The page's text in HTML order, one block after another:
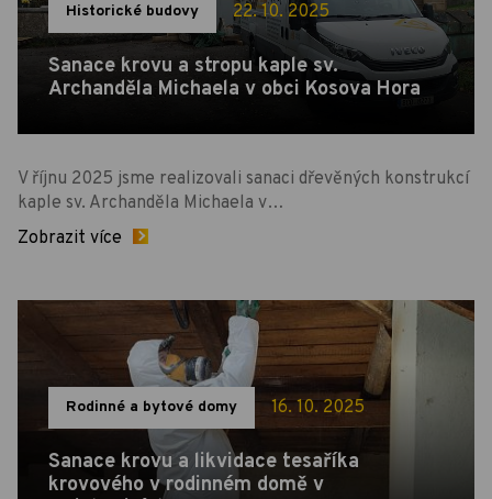
Historické budovy 22. 10. 2025
Sanace krovu a stropu kaple sv.
Archanděla Michaela v obci Kosova Hora
V říjnu 2025 jsme realizovali sanaci dřevěných konstrukcí
kaple sv. Archanděla Michaela v…
Zobrazit více
Rodinné a bytové domy 16. 10. 2025
Sanace krovu a likvidace tesaříka
krovového v rodinném domě v